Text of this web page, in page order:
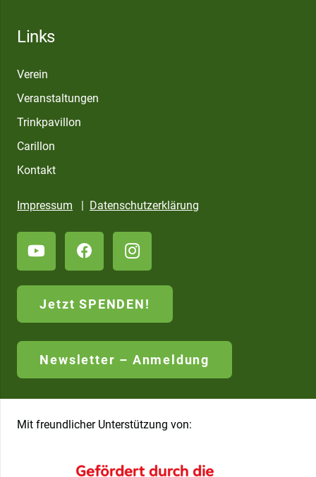
Links
Verein
Veranstaltungen
Trinkpavillon
Carillon
Kontakt
Impressum Datenschutzerklärung
Jetzt SPENDEN!
Newsletter – Anmeldung
Mit freundlicher Unterstützung von: